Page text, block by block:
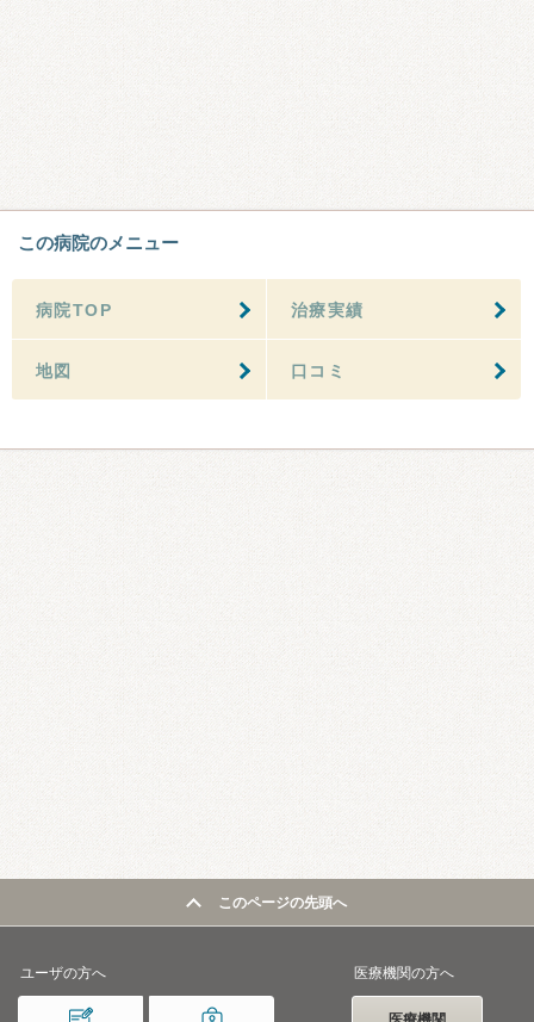
この病院のメニュー
病院TOP 治療実績
地図 口コミ
このページの先頭へ
ユーザの方へ 医療機関の方へ